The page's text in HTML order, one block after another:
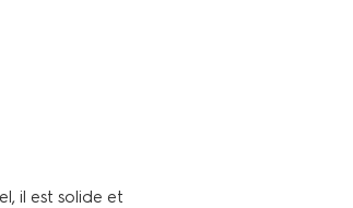
il est solide et